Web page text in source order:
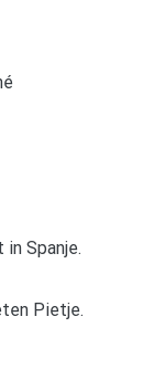
Spanje.
Pietje.